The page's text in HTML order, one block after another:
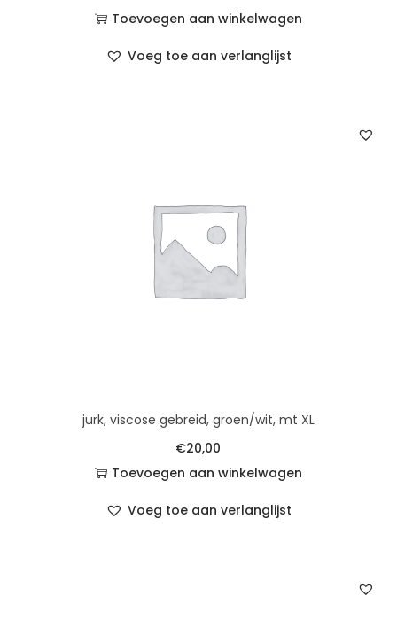
Toevoegen aan winkelwagen
Voeg toe aan verlanglijst
jurk, viscose gebreid, groen/wit, mt XL
€20,00
Toevoegen aan winkelwagen
Voeg toe aan verlanglijst